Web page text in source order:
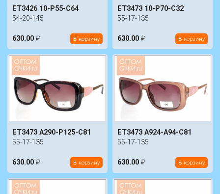
ET3426 10-P55-C64
54-20-145
630.00 ₽ В корзину
ET3473 10-P70-C32
55-17-135
630.00 ₽ В корзину
ET3473 A290-P125-C81
55-17-135
630.00 ₽ В корзину
ET3473 A924-A94-C81
55-17-135
630.00 ₽ В корзину